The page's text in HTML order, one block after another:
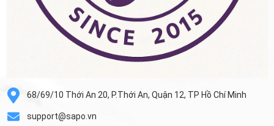
68/69/10 Thới An 20, P.Thới An, Quận 12, TP Hồ Chí Minh
support@sapo.vn